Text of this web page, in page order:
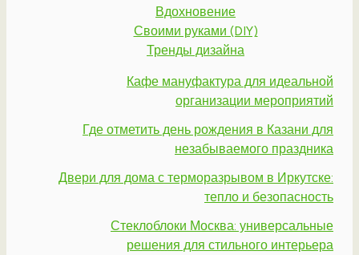
Вдохновение
Своими руками (DIY)
Тренды дизайна
Кафе мануфактура для идеальной
организации мероприятий
Где отметить день рождения в Казани для
незабываемого праздника
Двери для дома с терморазрывом в Иркутске:
тепло и безопасность
Стеклоблоки Москва: универсальные
решения для стильного интерьера